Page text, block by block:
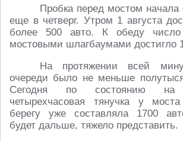
Пробка перед мостом
еще в четверг. Утром 1 августа
более 500 авто. К обеду
мостовыми шлагбаумами достигло
На протяжении всей
очереди было не меньше
Сегодня по состоянию
четырехчасовая тянучка у
берегу уже составляла 1700
будет дальше, тяжело представить.